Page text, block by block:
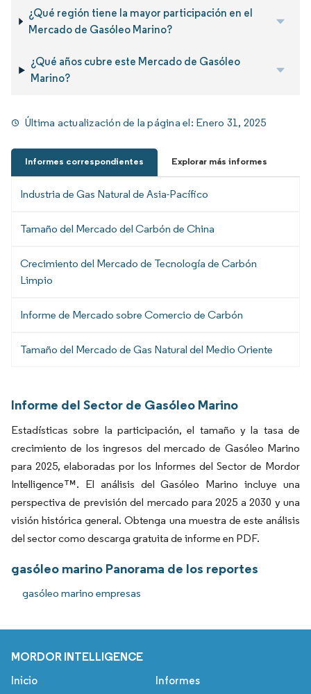
¿Qué región tiene la mayor participación en el
Mercado de Gasóleo Marino?
¿Qué años cubre este Mercado de Gasóleo
Marino?
Última actualización de la página el: Enero 31, 2025
Informes correspondientes Explorar más informes
Industria de Gas Natural de Asia-Pacífico
Tamaño del Mercado del Carbón de China
Crecimiento del Mercado de Tecnología de Carbón
Limpio
Informe de Mercado sobre Comercio de Carbón
Tamaño del Mercado de Gas Natural del Medio Oriente
Informe del Sector de Gasóleo Marino
Estadísticas sobre la participación, el tamaño y la tasa de
crecimiento de los ingresos del mercado de Gasóleo Marino
para 2025, elaboradas por los Informes del Sector de Mordor
Intelligence™. El análisis del Gasóleo Marino incluye una
perspectiva de previsión del mercado para 2025 a 2030 y una
visión histórica general. Obtenga una muestra de este análisis
del sector como descarga gratuita de informe en PDF.
gasóleo marino Panorama de los reportes
gasóleo marino empresas
MORDOR INTELLIGENCE
Inicio Informes